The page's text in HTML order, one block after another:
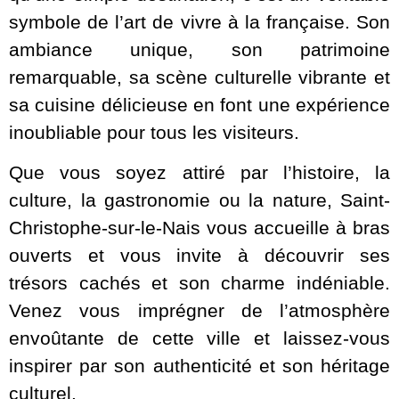
symbole de l’art de vivre à la française. Son
ambiance unique, son patrimoine
remarquable, sa scène culturelle vibrante et
sa cuisine délicieuse en font une expérience
inoubliable pour tous les visiteurs.
Que vous soyez attiré par l’histoire, la
culture, la gastronomie ou la nature, Saint-
Christophe-sur-le-Nais vous accueille à bras
ouverts et vous invite à découvrir ses
trésors cachés et son charme indéniable.
Venez vous imprégner de l’atmosphère
envoûtante de cette ville et laissez-vous
inspirer par son authenticité et son héritage
culturel.